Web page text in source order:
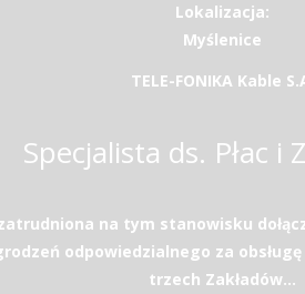
Lokalizacja:
Myślenice
TELE-FONIKA Kable
Specjalista ds. Płac i
na tym stanowisku
odpowiedzialnego za
trzech Zakładów...